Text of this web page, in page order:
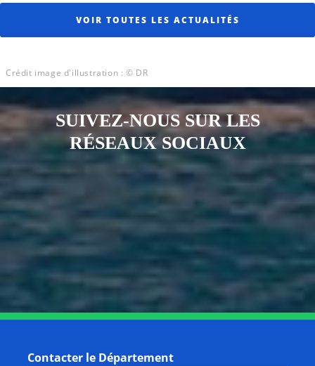
VOIR TOUTES LES ACTUALITÉS
Crédit image d'illustration : © DR
SUIVEZ-NOUS SUR LES
RÉSEAUX SOCIAUX
Notre page Instagram
Notre page Facebook
Notre page XNotre page Tiktok
Notre page
Contacter le Département